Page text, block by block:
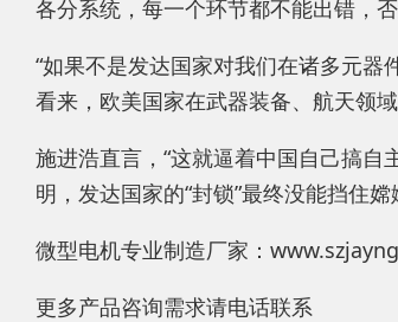
各分系统，每一个环节都不能出错，
“如果不是发达国家对我们在诸多元
看来，欧美国家在武器装备、航天领
施进浩直言，“这就逼着中国自己搞自
明，发达国家的“封锁”最终没能挡住嫦
微型电机专业制造厂家：
更多产品咨询需求请电话联系